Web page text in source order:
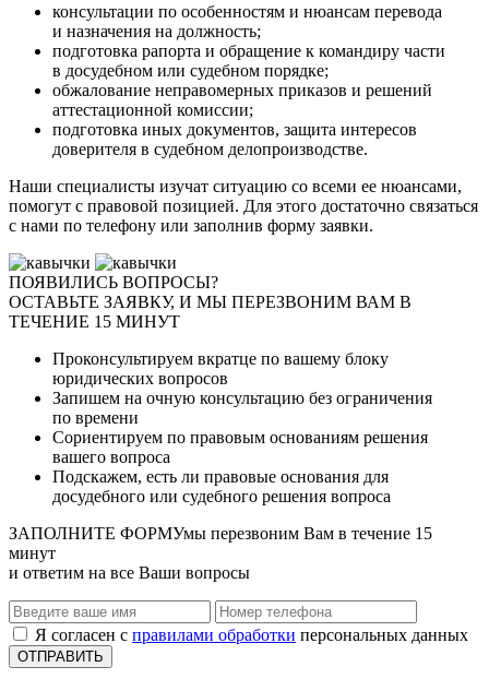
консультации по особенностям и нюансам перевода
и назначения на должность;
подготовка рапорта и обращение к командиру части
в досудебном или судебном порядке;
обжалование неправомерных приказов и решений
аттестационной комиссии;
подготовка иных документов, защита интересов
доверителя в судебном делопроизводстве.
Наши специалисты изучат ситуацию со всеми ее нюансами,
помогут с правовой позицией. Для этого достаточно связаться
с нами по телефону или заполнив форму заявки.
ПОЯВИЛИСЬ ВОПРОСЫ?
ОСТАВЬТЕ ЗАЯВКУ, И МЫ ПЕРЕЗВОНИМ ВАМ В
ТЕЧЕНИЕ 15 МИНУТ
Проконсультируем вкратце по вашему блоку
юридических вопросов
Запишем на очную консультацию без ограничения
по времени
Сориентируем по правовым основаниям решения
вашего вопроса
Подскажем, есть ли правовые основания для
досудебного или судебного решения вопроса
ЗАПОЛНИТЕ ФОРМУмы перезвоним Вам в течение 15
минут
и ответим на все Ваши вопросы
Я согласен с правилами обработки персональных данных